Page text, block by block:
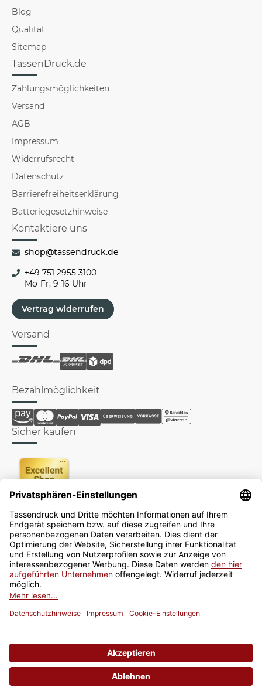
Blog
Qualität
Sitemap
TassenDruck.de
Zahlungsmöglichkeiten
Versand
AGB
Impressum
Widerrufsrecht
Datenschutz
Barrierefreiheitserklärung
Batteriegesetzhinweise
Kontaktiere uns
shop@tassendruck.de
+49 751 2955 3100
Mo-Fr, 9-16 Uhr
Vertrag widerrufen
Versand
Bezahlmöglichkeit
Sicher kaufen
Newsletter